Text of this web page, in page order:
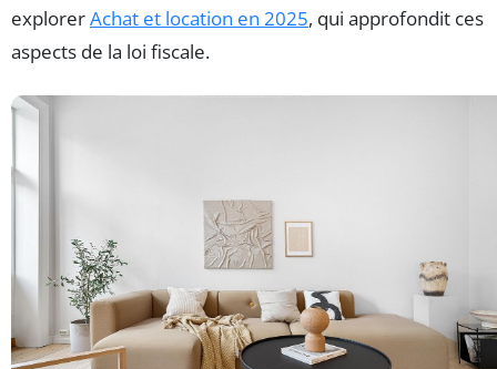
explorerAchat et location en 2025, qui approfondit ces
aspects de la loi fiscale.